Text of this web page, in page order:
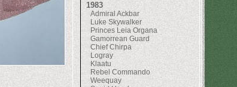
1983
Admiral Ackbar
Luke Skywalker
Princes Leia Organa
Gamorrean Guard
Chief Chirpa
Logray
Klaatu
Rebel Commando
Weequay